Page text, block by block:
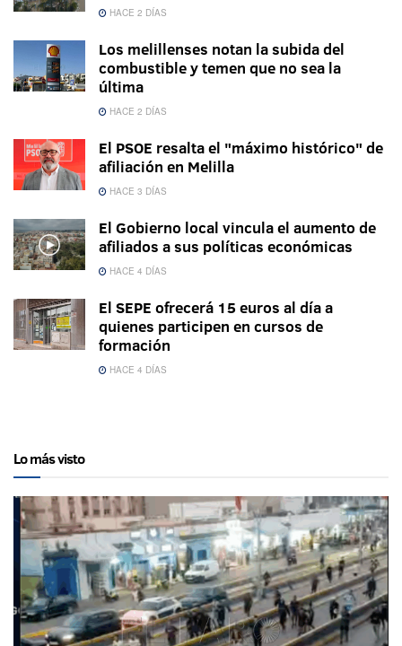
HACE 2 DÍAS
Los melillenses notan la subida del
combustible y temen que no sea la
última
HACE 2 DÍAS
El PSOE resalta el "máximo histórico" de
afiliación en Melilla
HACE 3 DÍAS
El Gobierno local vincula el aumento de
afiliados a sus políticas económicas
HACE 4 DÍAS
El SEPE ofrecerá 15 euros al día a
quienes participen en cursos de
formación
HACE 4 DÍAS
Lo más visto